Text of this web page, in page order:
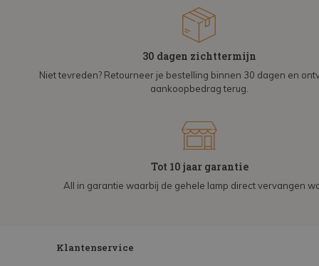
30 dagen zichttermijn
Niet tevreden? Retourneer je bestelling binnen 30 dagen en
aankoopbedrag terug.
Tot 10 jaar garantie
All in garantie waarbij de gehele lamp direct vervangen
Klantenservice